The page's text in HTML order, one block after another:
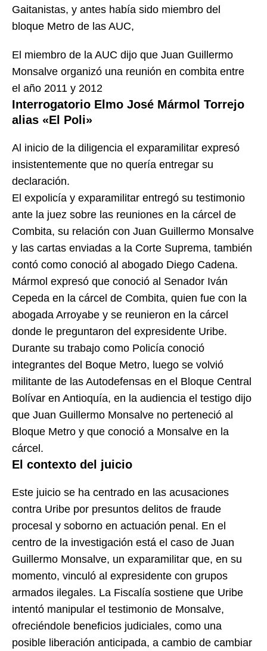
Gaitanistas, y antes había sido miembro del
bloque Metro de las AUC,
El miembro de la AUC dijo que Juan Guillermo
Monsalve organizó una reunión en combita entre
el año 2011 y 2012
Interrogatorio Elmo José Mármol Torrejo
alias «El Poli»
Al inicio de la diligencia el exparamilitar expresó
insistentemente que no quería entregar su
declaración.
El expolicía y exparamilitar entregó su testimonio
ante la juez sobre las reuniones en la cárcel de
Combita, su relación con Juan Guillermo Monsalve
y las cartas enviadas a la Corte Suprema, también
contó como conoció al abogado Diego Cadena.
Mármol expresó que conoció al Senador Iván
Cepeda en la cárcel de Combita, quien fue con la
abogada Arroyabe y se reunieron en la cárcel
donde le preguntaron del expresidente Uribe.
Durante su trabajo como Policía conoció
integrantes del Boque Metro, luego se volvió
militante de las Autodefensas en el Bloque Central
Bolívar en Antioquía, en la audiencia el testigo dijo
que Juan Guillermo Monsalve no perteneció al
Bloque Metro y que conoció a Monsalve en la
cárcel.
El contexto del juicio
Este juicio se ha centrado en las acusaciones
contra Uribe por presuntos delitos de fraude
procesal y soborno en actuación penal. En el
centro de la investigación está el caso de Juan
Guillermo Monsalve, un exparamilitar que, en su
momento, vinculó al expresidente con grupos
armados ilegales. La Fiscalía sostiene que Uribe
intentó manipular el testimonio de Monsalve,
ofreciéndole beneficios judiciales, como una
posible liberación anticipada, a cambio de cambiar